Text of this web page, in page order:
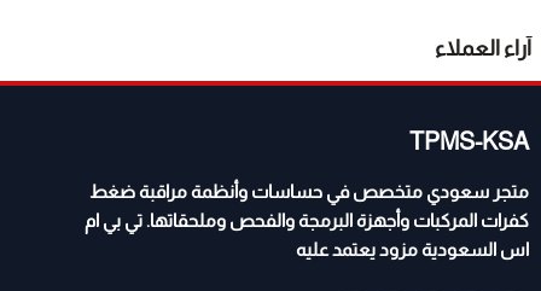
آراء العملاء
TPMS-KSA
متجر سعودي متخصص في حساسات وأنظمة مراقبة ضغط
كفرات المركبات وأجهزة البرمجة والفحص وملحقاتها. تي بي ام
اس السعودية مزود يعتمد عليه